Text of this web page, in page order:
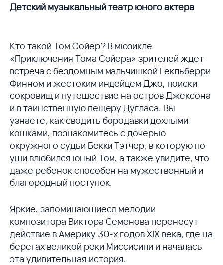
Детский музыкальный театр юного актера
Кто такой Том Сойер? В мюзикле
«Приключения Тома Сойера» зрителей ждет
встреча с бездомным мальчишкой Гекльберри
Финном и жестоким индейцем Джо, поиски
сокровищ и путешествие на остров Джексона
и в таинственную пещеру Дугласа. Вы
узнаете, как сводить бородавки дохлыми
кошками, познакомитесь с дочерью
окружного судьи Бекки Тэтчер, в которую по
уши влюбился юный Том, а также увидите, что
даже ребенок способен на мужественный и
благородный поступок.
Яркие, запоминающиеся мелодии
композитора Виктора Семенова перенесут
действие в Америку 30-х годов XIX века, где на
берегах великой реки Миссисипи и началась
эта удивительная история.